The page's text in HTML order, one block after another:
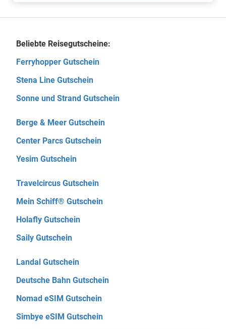
Beliebte Reisegutscheine:
Ferryhopper Gutschein
Stena Line Gutschein
Sonne und Strand Gutschein
Berge & Meer Gutschein
Center Parcs Gutschein
Yesim Gutschein
Travelcircus Gutschein
Mein Schiff® Gutschein
Holafly Gutschein
Saily Gutschein
Landal Gutschein
Deutsche Bahn Gutschein
Nomad eSIM Gutschein
Simbye eSIM Gutschein